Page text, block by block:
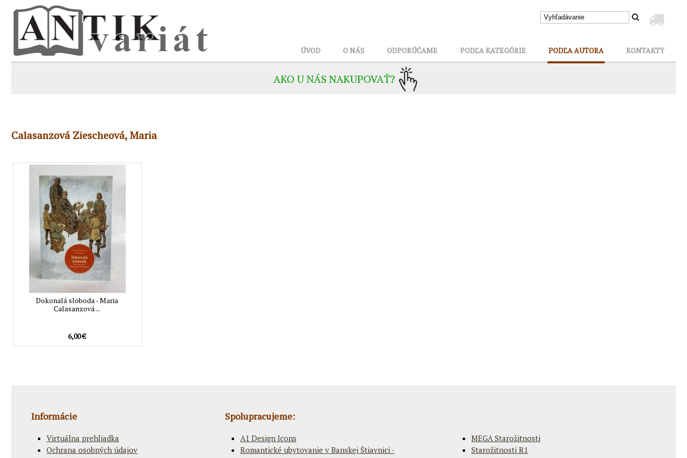
ÚVOD O NÁS ODPORÚČAME PODĽA KATEGÓRIE PODĽA AUTORA KONTAKTY
AKO U NÁS NAKUPOVAŤ?
Calasanzová Ziescheová, Maria
Dokonalá sloboda - Maria
Calasanzová ...
6,00 €
Informácie
Virtuálna prehliadka
Ochrana osobných údajov
Spolupracujeme:
A1 Design Icons
Romantické ubytovanie v Banskej Štiavnici -
MEGA Starožitnosti
Starožitnosti R1